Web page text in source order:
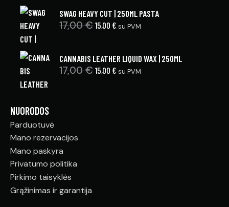
SWAG HEAVY CUT | 250ML PASTA
17,00€ 15,00€ su PVM
CANNABIS LEATHER LIQUID WAX | 250ML
17,00€ 15,00€ su PVM
NUORODOS
Parduotuvė
Mano rezervacijos
Mano paskyra
Privatumo politika
Pirkimo taisyklės
Grąžinimas ir garantija